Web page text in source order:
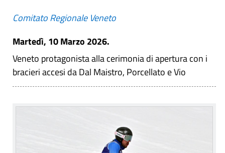
Comitato Regionale Veneto
Martedì, 10 Marzo 2026.
Veneto protagonista alla cerimonia di apertura con i
bracieri accesi da Dal Maistro, Porcellato e Vio